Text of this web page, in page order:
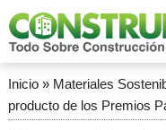
Inicio» Materiales
producto de los Premios